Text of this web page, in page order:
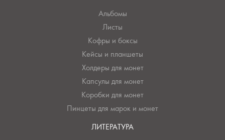
Альбомы
Листы
Кофры и боксы
Кейсы и планшеты
Холдеры для монет
Капсулы для монет
Коробки для монет
Пинцеты для марок и монет
ЛИТЕРАТУРА